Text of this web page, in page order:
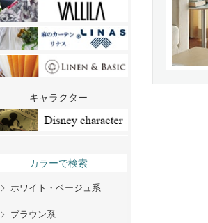
キャラクター
カラーで検索
ホワイト・ベージュ系
ブラウン系